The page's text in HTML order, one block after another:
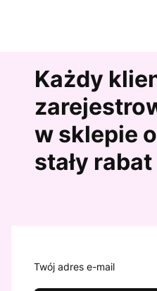
Każdy
w sklepie
stały rabat
Twój adres e-mail